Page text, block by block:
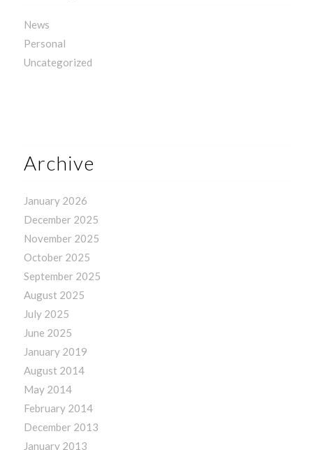
News
Personal
Uncategorized
Archive
January 2026
December 2025
November 2025
October 2025
September 2025
August 2025
July 2025
June 2025
January 2019
August 2014
May 2014
February 2014
December 2013
January 2013